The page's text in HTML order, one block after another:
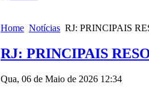
Home Notícias RJ: PRINCIPAIS
RJ: PRINCIPAIS
Qua, 06 de Maio de 2026 12:34